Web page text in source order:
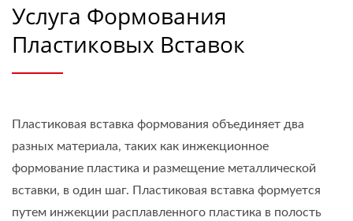
Услуга Формования
Пластиковых Вставок
Пластиковая вставка формования объединяет два
разных материала, таких как инжекционное
формование пластика и размещение металлической
вставки, в один шаг. Пластиковая вставка формуется
путем инжекции расплавленного пластика в полость